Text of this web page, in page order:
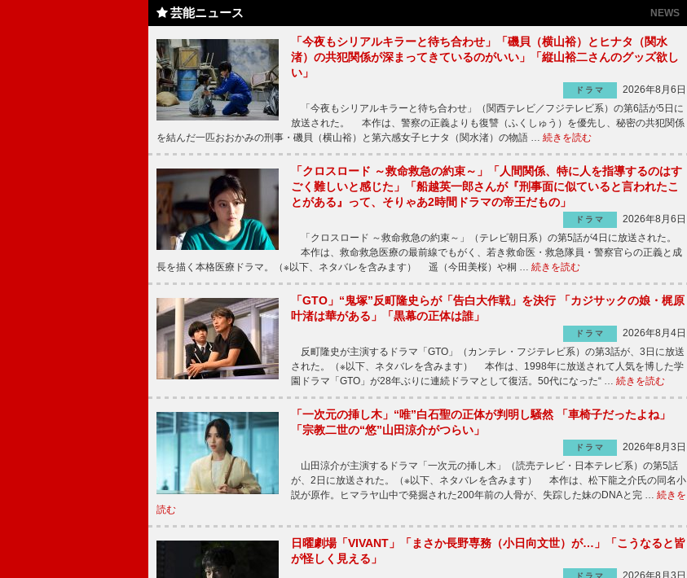
芸能ニュース NEWS
「今夜もシリアルキラーと待ち合わせ」「磯貝（横山裕）とヒナタ（関水
渚）の共犯関係が深まってきているのがいい」「縦山裕二さんのグッズ欲し
い」
ドラマ
2026年8月6日
「今夜もシリアルキラーと待ち合わせ」（関西テレビ／フジテレビ系）の第6話が5日に
放送された。 本作は、警察の正義よりも復讐（ふくしゅう）を優先し、秘密の共犯関係
を結んだ一匹おおかみの刑事・磯貝（横山裕）と第六感女子ヒナタ（関水渚）の物語 … 続きを読む
「クロスロード ～救命救急の約束～」「人間関係、特に人を指導するのはす
ごく難しいと感じた」「船越英一郎さんが『刑事面に似ていると言われたこ
とがある』って、そりゃあ2時間ドラマの帝王だもの」
ドラマ
2026年8月6日
「クロスロード ～救命救急の約束～」（テレビ朝日系）の第5話が4日に放送された。
本作は、救命救急医療の最前線でもがく、若き救命医・救急隊員・警察官らの正義と成
長を描く本格医療ドラマ。（※以下、ネタバレを含みます） 遥（今田美桜）や桐 … 続きを読む
「GTO」“鬼塚”反町隆史らが「告白大作戦」を決行 「カジサックの娘・梶原
叶渚は華がある」「黒幕の正体は誰」
ドラマ
2026年8月4日
反町隆史が主演するドラマ「GTO」（カンテレ・フジテレビ系）の第3話が、3日に放送
された。（※以下、ネタバレを含みます） 本作は、1998年に放送されて人気を博した学
園ドラマ「GTO」が28年ぶりに連続ドラマとして復活。50代になった“ … 続きを読む
「一次元の挿し木」“唯”白石聖の正体が判明し騒然 「車椅子だったよね」
「宗教二世の“悠”山田涼介がつらい」
ドラマ
2026年8月3日
山田涼介が主演するドラマ「一次元の挿し木」（読売テレビ・日本テレビ系）の第5話
が、2日に放送された。（※以下、ネタバレを含みます） 本作は、松下龍之介氏の同名小
説が原作。ヒマラヤ山中で発掘された200年前の人骨が、失踪した妹のDNAと完 … 続きを
読む
日曜劇場「VIVANT」「まさか長野専務（小日向文世）が…」「こうなると皆
が怪しく見える」
ドラマ 2026年8月3日